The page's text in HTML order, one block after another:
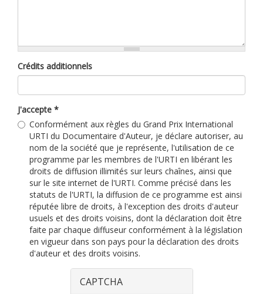
Crédits additionnels
J'accepte *
Conformément aux règles du Grand Prix International
URTI du Documentaire d'Auteur, je déclare autoriser, au
nom de la société que je représente, l'utilisation de ce
programme par les membres de l'URTI en libérant les
droits de diffusion illimités sur leurs chaînes, ainsi que
sur le site internet de l'URTI. Comme précisé dans les
statuts de l'URTI, la diffusion de ce programme est ainsi
réputée libre de droits, à l'exception des droits d'auteur
usuels et des droits voisins, dont la déclaration doit être
faite par chaque diffuseur conformément à la législation
en vigueur dans son pays pour la déclaration des droits
d'auteur et des droits voisins.
CAPTCHA